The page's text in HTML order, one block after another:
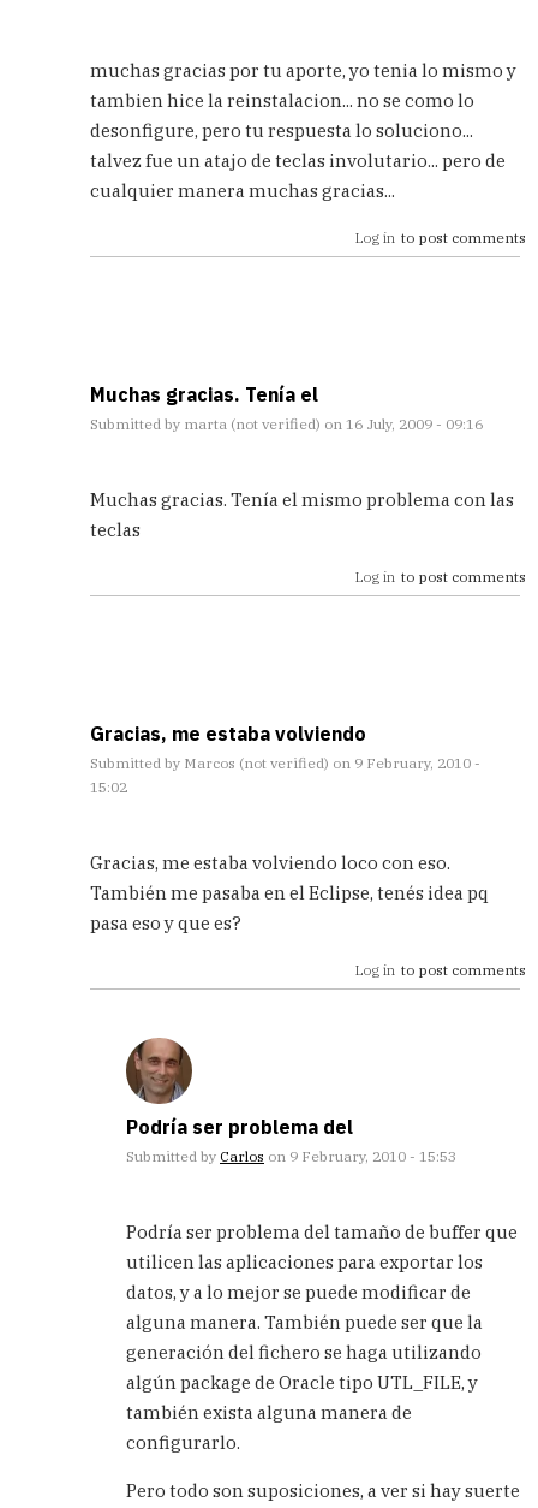
ya
está!
by
Andreu
muchas gracias por tu aporte, yo tenia lo mismo y
tambien hice la reinstalacion... no se como lo
desonfigure, pero tu respuesta lo soluciono...
talvez fue un atajo de teclas involutario... pero de
cualquier manera muchas gracias...
Log in to post comments
Muchas gracias. Tenía el
Submitted by marta (not verified) on 16 July, 2009 - 09:16
reply
ya
Muchas gracias. Tenía el mismo problema con las
teclas
Log in to post comments
Gracias, me estaba volviendo
Submitted by Marcos (not verified) on 9 February, 2010 -
15:02
reply
ya
está!
Gracias, me estaba volviendo loco con eso.
También me pasaba en el Eclipse, tenés idea pq
pasa eso y que es?
Log in to post comments
Podría ser problema del
Submitted by Carlos on 9 February, 2010 - 15:53
reply
Gracias,
me
estaba
by
Marcos
(not
verified)
Podría ser problema del tamaño de buffer que
utilicen las aplicaciones para exportar los
datos, y a lo mejor se puede modificar de
alguna manera. También puede ser que la
generación del fichero se haga utilizando
algún package de Oracle tipo UTL_FILE, y
también exista alguna manera de
configurarlo.
Pero todo son suposiciones, a ver si hay suerte